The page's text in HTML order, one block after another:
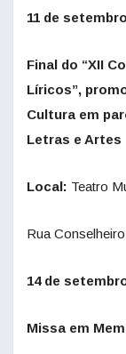
11 de
Final do “XII
Líricos”,
Cultura em
Letras e Artes
Local: Teatro
Rua
14 de
Missa em